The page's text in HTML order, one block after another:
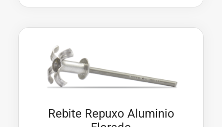
Rebite Repuxo Aluminio